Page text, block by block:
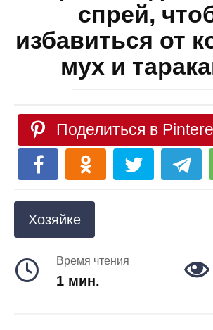
спрей,
избавиться от
мух и
Поделиться в
Хозяйке
Время чтения
1 мин.